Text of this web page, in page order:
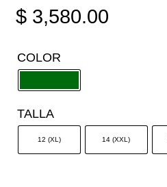
$3,580.00
COLOR
TALLA
12 (XL) 14 (XXL)